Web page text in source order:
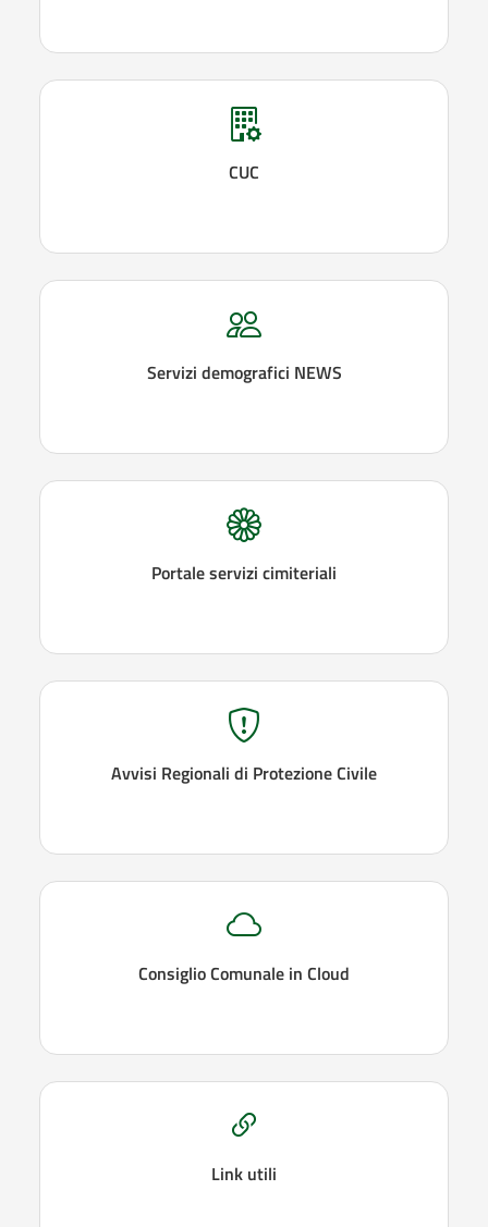
CUC
Servizi demografici NEWS
Portale servizi cimiteriali
Avvisi Regionali di Protezione Civile
Consiglio Comunale in Cloud
Link utili